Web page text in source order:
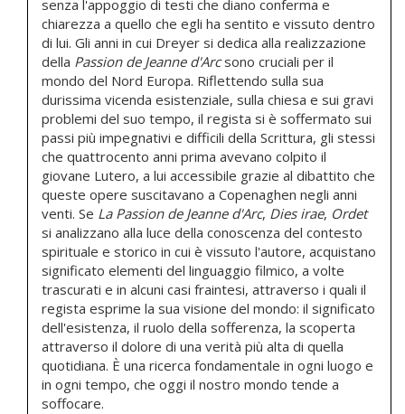
senza l'appoggio di testi che diano conferma e
chiarezza a quello che egli ha sentito e vissuto dentro
di lui. Gli anni in cui Dreyer si dedica alla realizzazione
della Passion de Jeanne d'Arcsono cruciali per il
mondo del Nord Europa. Riflettendo sulla sua
durissima vicenda esistenziale, sulla chiesa e sui gravi
problemi del suo tempo, il regista si è soffermato sui
passi più impegnativi e difficili della Scrittura, gli stessi
che quattrocento anni prima avevano colpito il
giovane Lutero, a lui accessibile grazie al dibattito che
queste opere suscitavano a Copenaghen negli anni
venti. Se La Passion de Jeanne d'Arc, Dies irae, Ordet
si analizzano alla luce della conoscenza del contesto
spirituale e storico in cui è vissuto l'autore, acquistano
significato elementi del linguaggio filmico, a volte
trascurati e in alcuni casi fraintesi, attraverso i quali il
regista esprime la sua visione del mondo: il significato
dell'esistenza, il ruolo della sofferenza, la scoperta
attraverso il dolore di una verità più alta di quella
quotidiana. È una ricerca fondamentale in ogni luogo e
in ogni tempo, che oggi il nostro mondo tende a
soffocare.